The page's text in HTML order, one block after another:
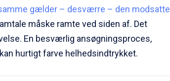
gælder – desværre – den modsatte
måske ramte ved siden af. Det
En besværlig ansøgningsproces,
hurtigt farve helhedsindtrykket.